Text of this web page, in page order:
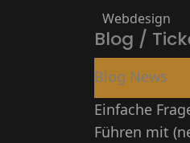
Webdesign
Blog /
Blog News
Einfache
Führen mit